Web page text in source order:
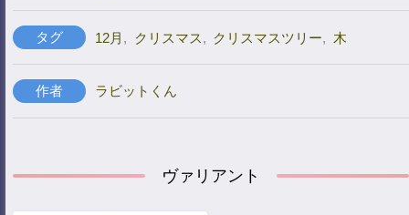
タグ 12月 , クリスマス, クリスマスツリー, 木
作者 ラビットくん
ヴァリアント